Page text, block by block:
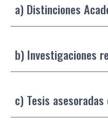
a) Distinciones
b) Investigaciones
c) Tesis